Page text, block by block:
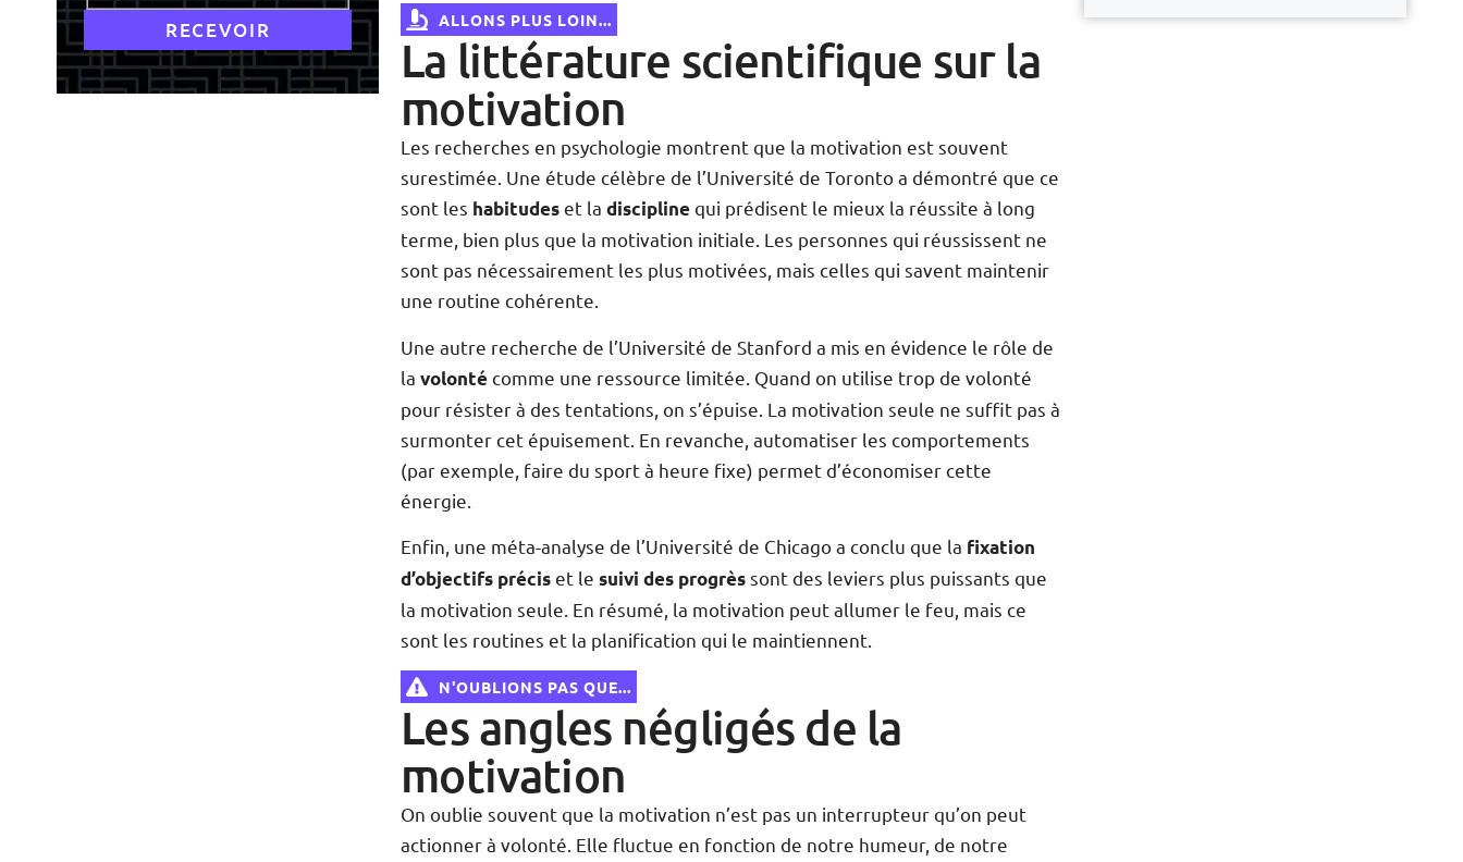
ALLONS PLUS LOIN...
La littérature scientifique sur la
motivation
Les recherches en psychologie montrent que la motivation est souvent
surestimée. Une étude célèbre de l’Université de Toronto a démontré que ce
sont les habitudeset ladisciplinequi prédisent le mieux la réussite à long
terme, bien plus que la motivation initiale. Les personnes qui réussissent ne
sont pas nécessairement les plus motivées, mais celles qui savent maintenir
une routine cohérente.
Une autre recherche de l’Université de Stanford a mis en évidence le rôle de
lavolontécomme une ressource limitée. Quand on utilise trop de volonté
pour résister à des tentations, on s’épuise. La motivation seule ne suffit pas à
surmonter cet épuisement. En revanche, automatiser les comportements
(par exemple, faire du sport à heure fixe) permet d’économiser cette
énergie.
Enfin, une méta-analyse de l’Université de Chicago a conclu que la fixation
d’objectifs préciset le suivi des progrèssont des leviers plus puissants que
la motivation seule. En résumé, la motivation peut allumer le feu, mais ce
sont les routines et la planification qui le maintiennent.
N'OUBLIONS PAS QUE...
Les angles négligés de la
motivation
On oublie souvent que la motivation n’est pas un interrupteur qu’on peut
actionner à volonté. Elle fluctue en fonction de notre humeur, de notre